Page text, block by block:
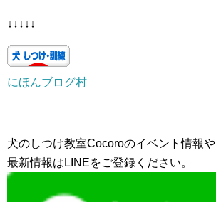
↓↓↓↓↓
にほんブログ村
犬のしつけ教室Cocoroのイベント情報や
最新情報はLINEをご登録ください。